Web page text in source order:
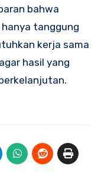
bahwa
tanggung
kerja sama
hasil yang